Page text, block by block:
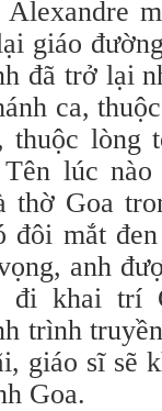
giáo
đã trở lại
ca,
thuộc lòng
lúc nào
thờ Goa
đôi mắt
anh
đi khai trí
trình
giáo sĩ sẽ
Goa.